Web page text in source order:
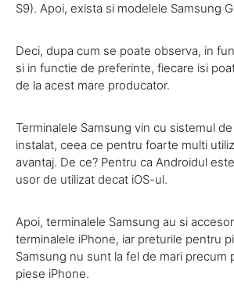
S9). Apoi, exista si modelele Samsung
Deci, dupa cum se poate observa, in
si in functie de preferinte, fiecare isi
de la acest mare producator.
Terminalele Samsung vin cu sistemul
instalat, ceea ce pentru foarte multi
avantaj. De ce? Pentru ca Androidul
usor de utilizat decat iOS-ul.
Apoi, terminalele Samsung au si
terminalele iPhone, iar preturile pentru
Samsung nu sunt la fel de mari precum
piese iPhone.